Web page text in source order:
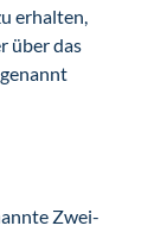
erhalten,
über das
Zwei-